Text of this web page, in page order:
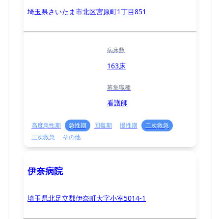
埼玉県さいたま市北区宮原町1丁目851
病床数
163床
募集職種
看護師
高度急性期 急性期 回復期 慢性期
二次救急
三次救急
その他
伊奈病院
埼玉県北足立郡伊奈町大字小室5014-1